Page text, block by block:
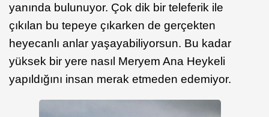
yanında bulunuyor. Çok dik bir teleferik ile
çıkılan bu tepeye çıkarken de gerçekten
heyecanlı anlar yaşayabiliyorsun. Bu kadar
yüksek bir yere nasıl Meryem Ana Heykeli
yapıldığını insan merak etmeden edemiyor.